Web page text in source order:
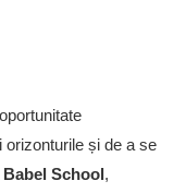
orizonturile și de a se
Babel School,